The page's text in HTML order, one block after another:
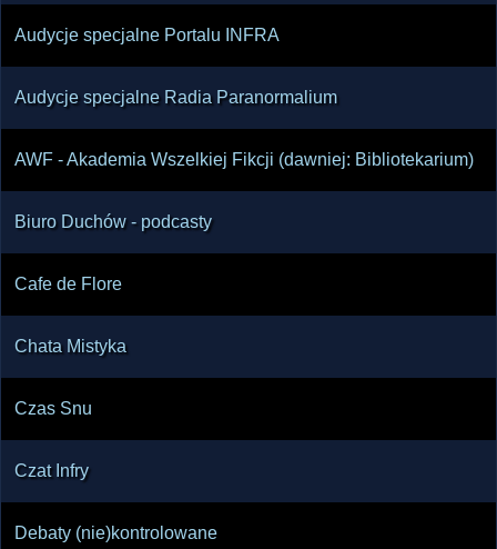
Audycje specjalne Portalu INFRA
Audycje specjalne Radia Paranormalium
AWF - Akademia Wszelkiej Fikcji (dawniej: Bibliotekarium)
Biuro Duchów - podcasty
Cafe de Flore
Chata Mistyka
Czas Snu
Czat Infry
Debaty (nie)kontrolowane